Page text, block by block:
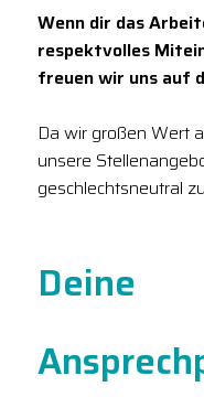
Wenn dir das
respektvolles
freuen wir uns auf
Da wir großen Wert
unsere
geschlechtsneutral
Deine